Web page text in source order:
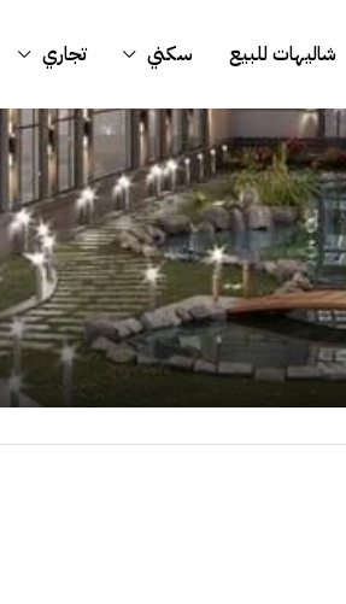
شاليهات للبيع سكني تجاري